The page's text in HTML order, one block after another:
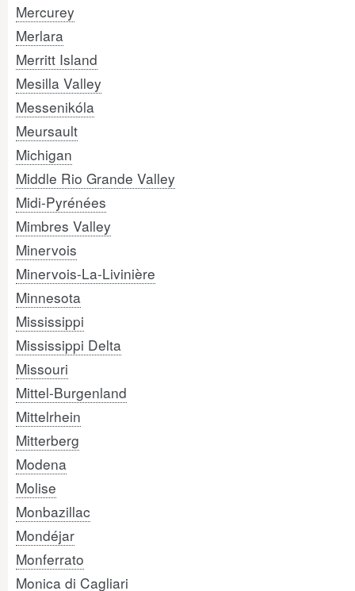
Mercurey
Merlara
Merritt Island
Mesilla Valley
Messenikóla
Meursault
Michigan
Middle Rio Grande Valley
Midi-Pyrénées
Mimbres Valley
Minervois
Minervois-La-Livinière
Minnesota
Mississippi
Mississippi Delta
Missouri
Mittel-Burgenland
Mittelrhein
Mitterberg
Modena
Molise
Monbazillac
Mondéjar
Monferrato
Monica di Cagliari